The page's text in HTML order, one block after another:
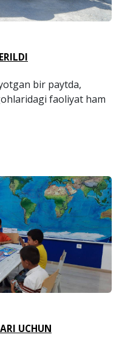
bir paytda,
faoliyat ham
UCHUN